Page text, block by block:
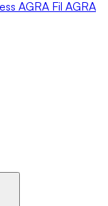
AGRA Fil AGRA